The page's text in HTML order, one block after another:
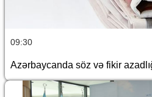
09:30
Azərbaycanda söz və fikir